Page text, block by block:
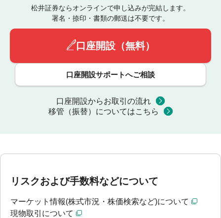
松井証券ならオンラインで申し込みが完結します。
署名・捺印・書類の郵送は不要です。
口座開設（無料）
口座開設サポートへご相談
口座開設からお取引の流れ
移管（振替）についてはこちら
リスクおよび手数料などについて
マーケット情報(株式市況・株価検索など)について
現物取引について